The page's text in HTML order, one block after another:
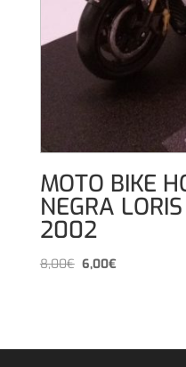
MOTO BIKE
NEGRA
2002
8,00€El6,00€El